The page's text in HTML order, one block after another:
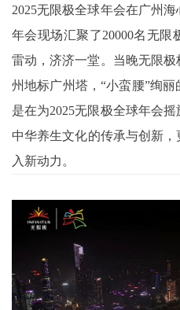
2025无限极全球年会在广州
年会现场汇聚了20000名无
雷动，济济一堂。当晚无限
州地标广州塔，“小蛮腰”绚
是在为2025无限极全球年会
中华养生文化的传承与创新
入新动力。